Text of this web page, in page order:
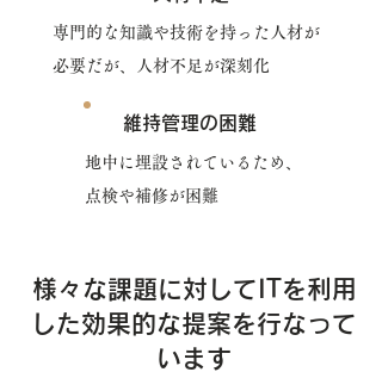
専門的な知識や技術を持った人材が
必要だが、人材不足が深刻化
維持管理の困難
地中に埋設されているため、
点検や補修が困難
様々な課題に対してITを利用
した効果的な提案を行なって
います